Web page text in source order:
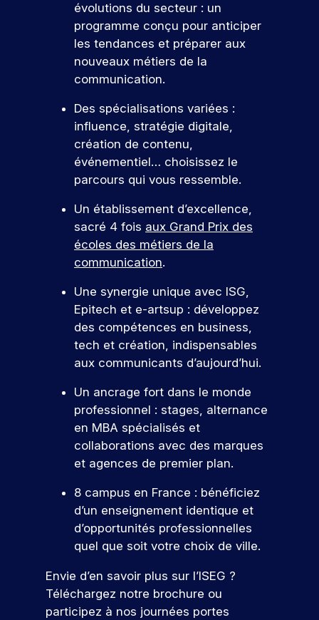
évolutions du secteur : un
programme conçu pour anticiper
les tendances et préparer aux
nouveaux métiers de la
communication.
Des spécialisations variées :
influence, stratégie digitale,
création de contenu,
événementiel… choisissez le
parcours qui vous ressemble.
Un établissement d’excellence,
sacré 4 fois aux Grand Prix des
écoles des métiers de la
communication.
Une synergie unique avec ISG,
Epitech et e-artsup : développez
des compétences en business,
tech et création, indispensables
aux communicants d’aujourd’hui.
Un ancrage fort dans le monde
professionnel : stages, alternance
en MBA spécialisés et
collaborations avec des marques
et agences de premier plan.
8 campus en France : bénéficiez
d’un enseignement identique et
d’opportunités professionnelles
quel que soit votre choix de ville.
Envie d’en savoir plus sur l’ISEG ?
Téléchargez notre brochure ou
participez à nos journées portes